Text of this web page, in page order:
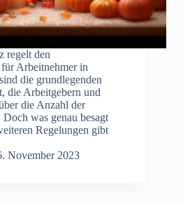
regelt den
Arbeitnehmer in
die grundlegenden
die Arbeitgebern und
die Anzahl der
was genau besagt
Regelungen gibt
November 2023